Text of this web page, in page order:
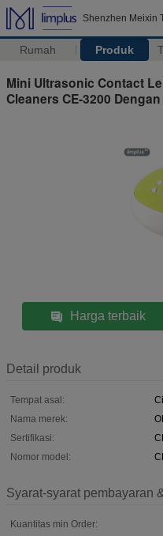
Shenzhen Meixin
Rumah Produk
Mini Ultrasonic Contact
Cleaners CE-3200
Harga terbaik
Detail produk
Tempat asal:
Nama merek:
Sertifikasi:
Nomor model:
Syarat-syarat pembayaran
Kuantitas min Order: